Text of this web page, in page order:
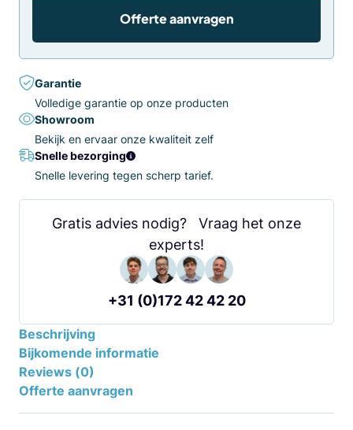
Offerte aanvragen
Garantie
Volledige garantie op onze producten
Showroom
Bekijk en ervaar onze kwaliteit zelf
Snelle bezorging
Snelle levering tegen scherp tarief.
Gratis advies nodig? Vraag het onze
experts!
+31 (0)172 42 42 20
Beschrijving
Bijkomende informatie
Reviews (0)
Offerte aanvragen